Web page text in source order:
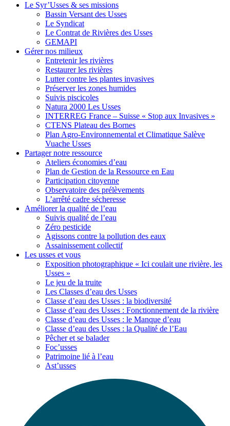
Le Syr’Usses & ses missions
Bassin Versant des Usses
Le Syndicat
Le Contrat de Rivières des Usses
GEMAPI
Gérernos milieux
Entretenir les rivières
Restaurer les rivières
Lutter contre les plantes invasives
Préserver les zones humides
Suivis piscicoles
Natura 2000 Les Usses
INTERREG France – Suisse « Stop aux Invasives »
CTENS Plateau des Bornes
Plan Agro-Environnemental et Climatique Salève
Vuache Usses
Partagernotre ressource
Ateliers économies d’eau
Plan de Gestion de la Ressource en Eau
Participation citoyenne
Observatoire des prélèvements
L’arrêté cadre sécheresse
Améliorerla qualité de l’eau
Suivis qualité de l’eau
Zéro pesticide
Agissons contre la pollution des eaux
Assainissement collectif
Les usses et vous
Exposition photographique « Ici coulait une rivière, les
Usses »
Le jeu de la truite
Les Classes d’eau des Usses
Classe d’eau des Usses : la biodiversité
Classe d’eau des Usses : Fonctionnement de la rivière
Classe d’eau des Usses : le Manque d’eau
Classe d’eau des Usses : la Qualité de l’Eau
Pêcher et se balader
Foc’usses
Patrimoine lié à l’eau
Ast’usses